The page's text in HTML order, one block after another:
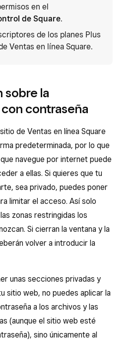
en el
de Square.
de los planes Plus
Ventas en línea Square.
sobre la
contraseña
de Ventas en línea Square
predeterminada, por lo que
navegue por internet puede
a ellas. Si quieres que tu
sea privado, puedes poner
limitar el acceso. Así solo
zonas restringidas los
Si cierran la ventana y la
volver a introducir la
unas secciones privadas y
sitio web, no puedes aplicar la
a los archivos y las
(aunque el sitio web esté
sino únicamente al